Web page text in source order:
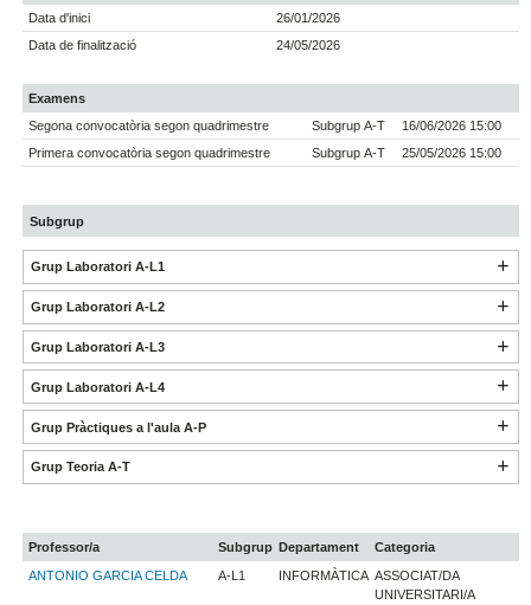
Data d'inici
26/01/2026
Data de finalització
24/05/2026
Examens
Segona convocatòria segon quadrimestre
Subgrup A-T
16/06/2026 15:00
Primera convocatòria segon quadrimestre
Subgrup A-T 25/05/2026 15:00
Subgrup
Grup Laboratori A-L1
Grup Laboratori A-L2
Grup Laboratori A-L3
Grup Laboratori A-L4
Grup Pràctiques a l'aula A-P
Grup Teoria A-T
Professor/a Subgrup Departament
Categoria
ANTONIO GARCIA CELDA
A-L1 INFORMÀTICA ASSOCIAT/DA
UNIVERSITARI/A